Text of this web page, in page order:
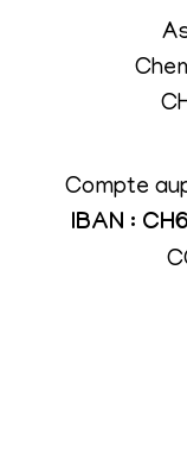
Compte
IBAN :